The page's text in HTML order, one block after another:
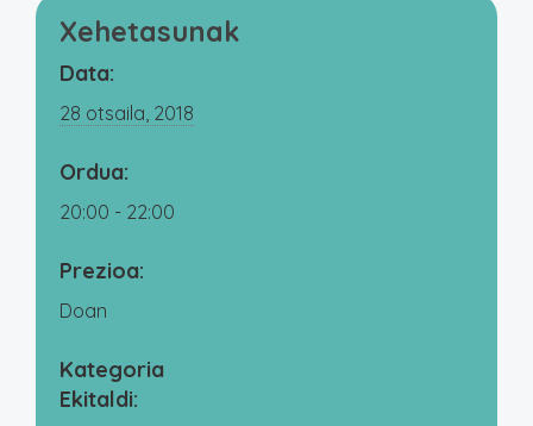
Xehetasunak
Data:
28 otsaila, 2018
Ordua:
20:00 - 22:00
Prezioa:
Doan
Kategoria
Ekitaldi: